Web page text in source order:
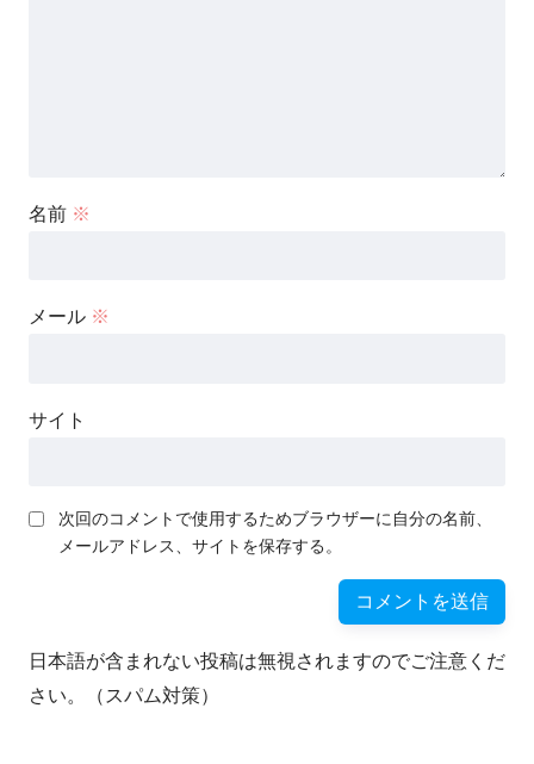
名前 ※
メール ※
サイト
次回のコメントで使用するためブラウザーに自分の名前、
メールアドレス、サイトを保存する。
日本語が含まれない投稿は無視されますのでご注意くだ
さい。（スパム対策）